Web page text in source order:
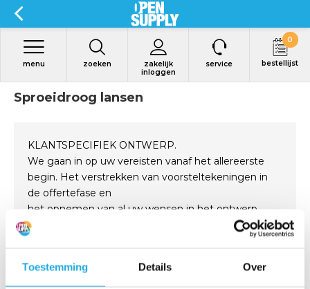
Toestemming Details Over
zoeken
zakelijk
inloggen
menu service bestellijst
0
Sproeidroog lansen
KLANTSPECIFIEK ONTWERP.
We gaan in op uw vereisten vanaf het allereerste
begin. Het verstrekken van voorsteltekeningen in
de offertefase en
het opnemen van al uw wensen in het ontwerp.
20 JAAR GARANTIE.
garantie geven op onze lansen onder voorbehoud
Lees meer